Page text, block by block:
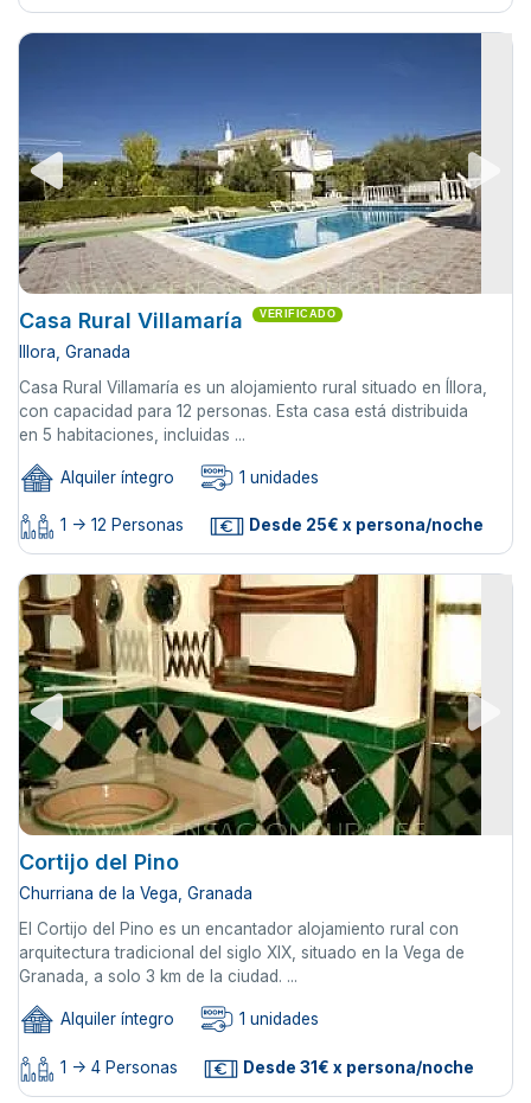
Casa Rural Villamaría VERIFICADO
Illora, Granada
Casa Rural Villamaría es un alojamiento rural situado en Íllora,
con capacidad para 12 personas. Esta casa está distribuida
en 5 habitaciones, incluidas ...
Alquiler íntegro 1 unidades
1 -> 12 Personas Desde 25€ x persona/noche
Cortijo del Pino
Churriana de la Vega, Granada
El Cortijo del Pino es un encantador alojamiento rural con
arquitectura tradicional del siglo XIX, situado en la Vega de
Granada, a solo 3 km de la ciudad. ...
Alquiler íntegro 1 unidades
1 -> 4 Personas Desde 31€ x persona/noche